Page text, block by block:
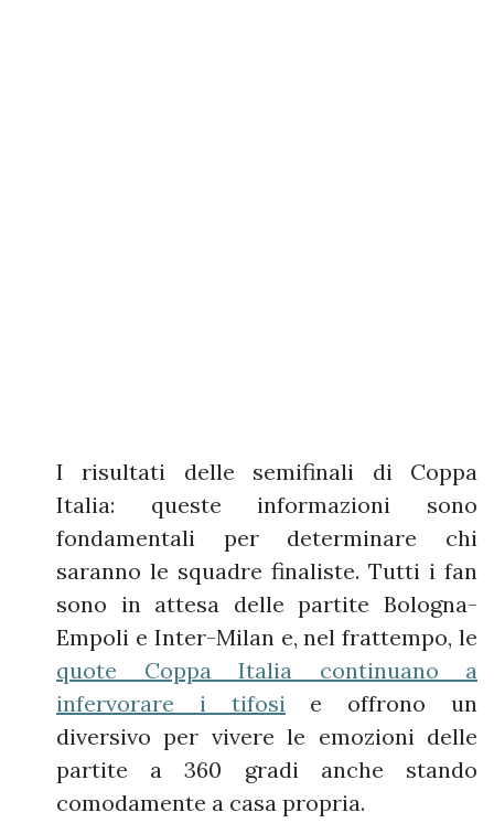
I risultati delle semifinali di Coppa
Italia: queste informazioni sono
fondamentali per determinare chi
saranno le squadre finaliste. Tutti i fan
sono in attesa delle partite Bologna-
Empoli e Inter-Milan e, nel frattempo, le
quote Coppa Italia continuano a
infervorare i tifosie offrono un
diversivo per vivere le emozioni delle
partite a 360 gradi anche stando
comodamente a casa propria.